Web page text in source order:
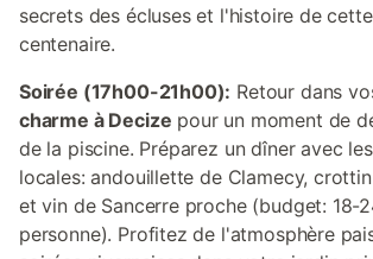
secrets des écluses et l'histoire de
centenaire.
Soirée (17h00-21h00): Retour dans
charme à Decize pour un moment de
de la piscine. Préparez un dîner avec
locales: andouillette de Clamecy,
et vin de Sancerre proche (budget: 18-
personne). Profitez de l'atmosphère